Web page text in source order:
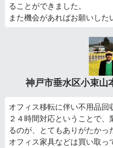
ることができました。
また機会があればお願いした
神戸市垂水区小束山
オフィス移転に伴い不用品回
２４時間対応ということで
るのが、とてもありがたかっ
オフィス家具などは買い取っ